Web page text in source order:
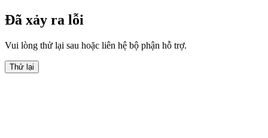
Đã xảy ra lỗi
Vui lòng thử lại sau hoặc liên hệ bộ phận hỗ trợ.
Thử lại